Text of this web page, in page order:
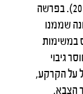
בזירה הפלסטינית לאחר פרשת אזריה (2016). בפרשה
שממנו
במשימות
גיבוי
על הקרקע,
הצבא,